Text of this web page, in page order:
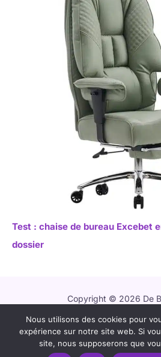
Test : chaise de bureau Excebet
dossier
Copyright © 2026 De
Contact
Mentions
Politique de
Nous utilisons des cookies pour
expérience sur notre site web. Si
site, nous supposerons que